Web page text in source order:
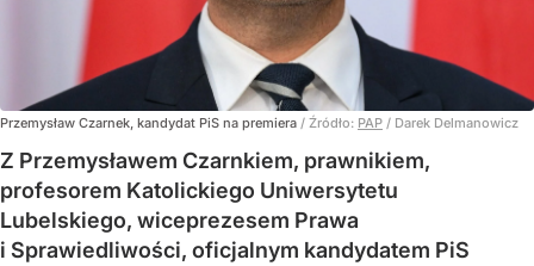
Przemysław Czarnek, kandydat PiS na premiera / Źródło: PAP / Darek Delmanowicz
Z Przemysławem Czarnkiem, prawnikiem,
profesorem Katolickiego Uniwersytetu
Lubelskiego, wiceprezesem Prawa
i Sprawiedliwości, oficjalnym kandydatem PiS